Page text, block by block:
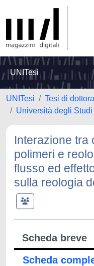
UNITesi
UNITesi
Tesi di
Università degli
Interazione tra
polimeri e
flusso ed
sulla reologia
Scheda breve
Scheda